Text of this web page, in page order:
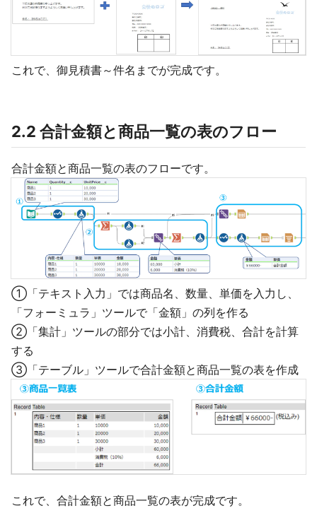
これで、御見積書～件名までが完成です。
2.2 合計金額と商品一覧の表のフロー
合計金額と商品一覧の表のフローです。
①「テキスト入力」では商品名、数量、単価を入力し、
「フォーミュラ」ツールで「金額」の列を作る
②「集計」ツールの部分では小計、消費税、合計を計算
する
③「テーブル」ツールで合計金額と商品一覧の表を作成
これで、合計金額と商品一覧の表が完成です。